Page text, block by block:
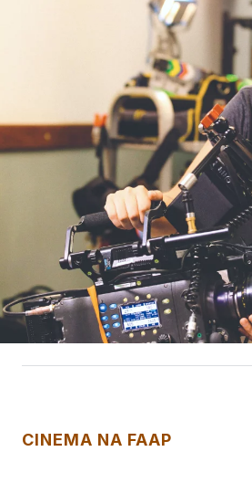
CINEMA NA FAAP